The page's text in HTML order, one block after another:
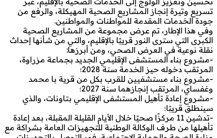
تسريع وتيرة إنجاز المشاريع الصحية المهيكلة، والرفع من
جودة الخدمات المقدمة للمواطنات والمواطنين.
وفي هذا الإطار، تم عرض مجموعة من المشاريع الصحية
الكبرى التي سترى النور قريبًا بالإقليم، والتي من شأنها إحداث
نقلة نوعية في العرض الصحي، ومن أبرزها:
-مشروع بناء المستشفى الإقليمي الجديد بجماعة مزراوة،
المرتقب دخوله حيز الخدمة سنة 2028؛
-مشروع بناء مستشفيين للقرب بكل من قرية با محمد
وغفساي، المرتقب إنجازهما سنة 2027؛
-مشروع إعادة تأهيل المستشفى الإقليمي بتاونات، والذي
سينطلق قريبًا؛
-تدشين 11 مركزًا صحيًا خلال الأيام القليلة المقبلة، بعد إعادة
تأهيلها من طرف الوكالة الوطنية للتجهيزات العامة بشراكة مع